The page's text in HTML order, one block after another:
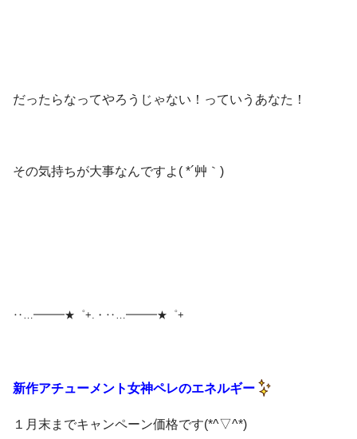
だったらなってやろうじゃない！っていうあなた！
その気持ちが大事なんですよ( *´艸｀)
‥…━━━★゜+.・‥…━━━★゜+
新作アチューメント女神ペレのエネルギー
１月末までキャンペーン価格です(*^▽^*)